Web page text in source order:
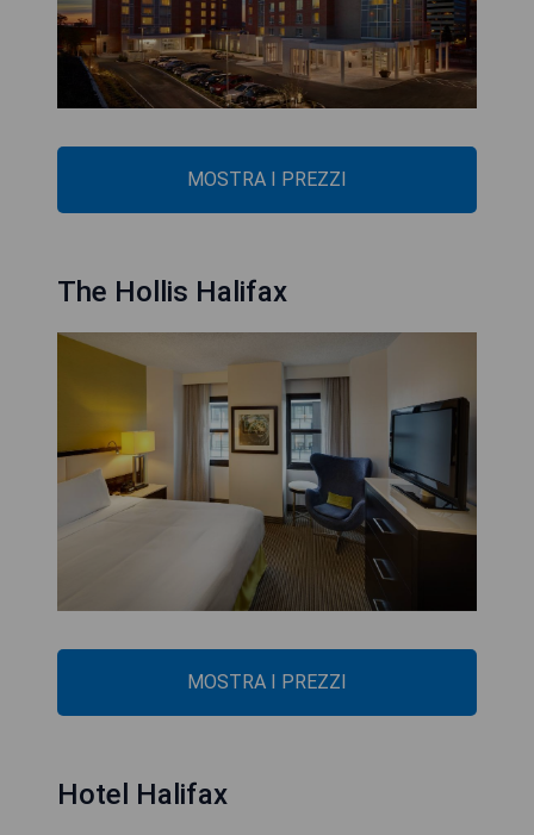
MOSTRA I PREZZI
The Hollis Halifax
MOSTRA I PREZZI
Hotel Halifax